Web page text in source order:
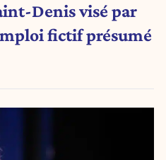
Denis visé par
fictif présumé